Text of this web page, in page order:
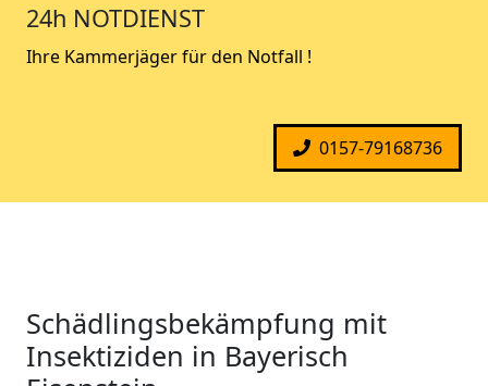
24h NOTDIENST
Ihre Kammerjäger für den Notfall !
0157-79168736
Schädlingsbekämpfung mit
Insektiziden in Bayerisch